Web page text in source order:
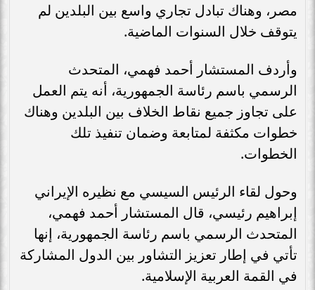
مصر، وهناك تبادل تجاري واسع بين البلدين لم
يتوقف خلال السنوات الماضية.
وأردف المستشار أحمد فهمي، المتحدث
الرسمي باسم رئاسة الجمهورية، أنه يتم العمل
على تجاوز جميع نقاط الخلاف بين البلدين وهناك
خطوات مكثفة لمتابعة وضمان تنفيذ تلك
الخطوات.
وحول لقاء الرئيس السيسي مع نظيره الإيراني
إبراهيم رئيسي، قال المستشار أحمد فهمي،
المتحدث الرسمي باسم رئاسة الجمهورية، إنها
تأتي في إطار تعزيز التشاور بين الدول المشاركة
في القمة العربية الإسلامية.